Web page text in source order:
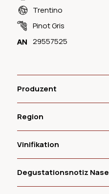
Trentino
Pinot Gris
29557525
Produzent
Region
Vinifikation
Degustationsnotiz Nase